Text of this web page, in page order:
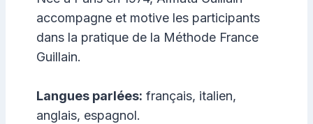
accompagne et motive les participants
dans la pratique de la Méthode France
Guillain.
Langues parlées: français, italien,
anglais, espagnol.